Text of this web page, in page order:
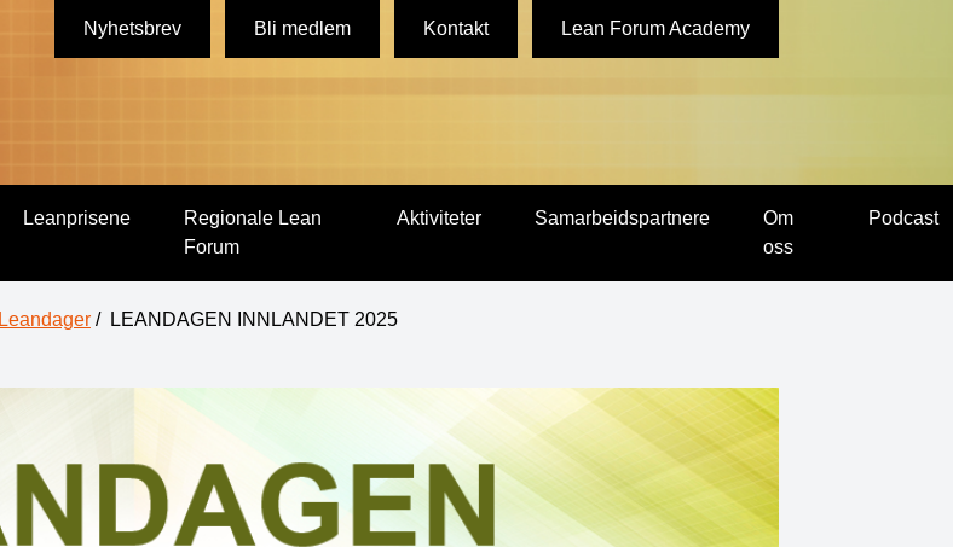
Nyhetsbrev Bli medlem Kontakt Lean Forum Academy
Leanprisene
Regionale Lean
Forum
Aktiviteter Samarbeidspartnere
Om
oss
Podcast
Leandager / LEANDAGEN INNLANDET 2025